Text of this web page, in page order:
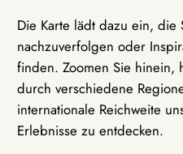
Die Karte lädt dazu ein,
nachzuverfolgen oder
finden. Zoomen Sie hinein,
durch verschiedene
internationale Reichweite
Erlebnisse zu entdecken.